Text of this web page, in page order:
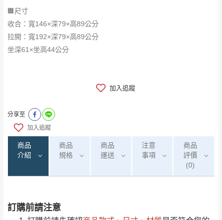
🟧尺寸
收合：寬146×深79×高89公分
拉開：寬192×深79×高89公分
坐深61×坐高44公分
加入追蹤
分享至
加入追蹤
商品
介紹
商品
規格
商品
運送
注意
事項
商品
評價
(0)
訂購前請注意
注意事項：
0